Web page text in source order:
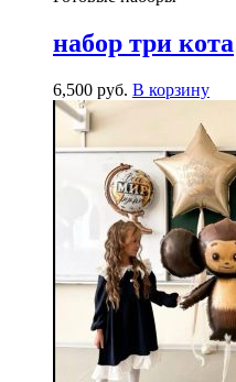
набор три кота
6,500 руб. В корзину